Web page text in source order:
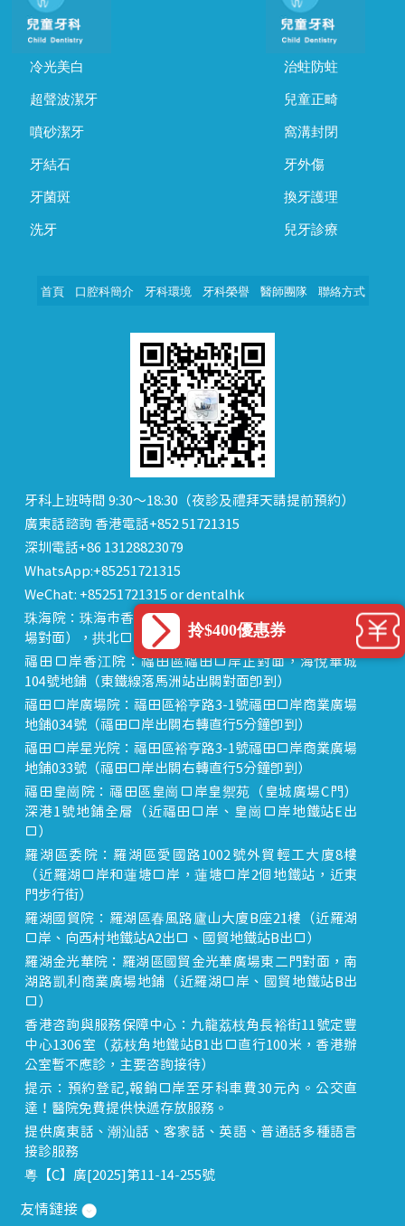
冷光美白
超聲波潔牙
噴砂潔牙
牙結石
牙菌斑
洗牙
治蛀防蛀
兒童正畸
窩溝封閉
牙外傷
換牙護理
兒牙診療
首頁 口腔科簡介 牙科環境 牙科榮譽 醫師團隊 聯絡方式
牙科上班時間 9:30～18:30（夜診及禮拜天請提前預約）
廣東話諮詢 香港電話+852 51721315
深圳電話+86 13128823079
WhatsApp:+85251721315
WeChat: +85251721315 or dentalhk
珠海院：珠海市香洲區 拱北中建商業大廈 15樓（迎賓廣
場對面），拱北口岸步行8分鐘直達
福田口岸香江院：福田區福田口岸正對面，海悅華城
104號地鋪（東鐵線落馬洲站出關對面即到）
福田口岸廣場院：福田區裕亨路3-1號福田口岸商業廣場
地鋪034號（福田口岸出關右轉直行5分鐘即到）
福田口岸星光院：福田區裕亨路3-1號福田口岸商業廣場
地鋪033號（福田口岸出關右轉直行5分鐘即到）
福田皇崗院：福田區皇崗口岸皇禦苑（皇城廣場C門）
深港1號地鋪全層（近福田口岸、皇崗口岸地鐵站E出
口）
羅湖區委院：羅湖區愛國路1002號外貿輕工大廈8樓
（近羅湖口岸和蓮塘口岸，蓮塘口岸2個地鐵站，近東
門步行街）
羅湖國貿院：羅湖區春風路廬山大廈B座21樓（近羅湖
口岸、向西村地鐵站A2出口、國貿地鐵站B出口）
羅湖金光華院：羅湖區國貿金光華廣場東二門對面，南
湖路凱利商業廣場地鋪（近羅湖口岸、國貿地鐵站B出
口）
香港咨詢與服務保障中心：九龍荔枝角長裕街11號定豐
中心1306室（荔枝角地鐵站B1出口直行100米，香港辦
公室暫不應診，主要咨詢接待）
提示：預約登記,報銷口岸至牙科車費30元內。公交直
達！醫院免費提供快遞存放服務。
提供廣東話、潮汕話、客家話、英語、普通話多種語言
接診服務
粵【C】廣[2025]第11-14-255號
友情鏈接
拎$400優惠券